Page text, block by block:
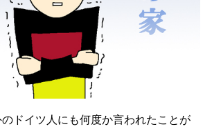
ドイツ人にも何度か言われたことが